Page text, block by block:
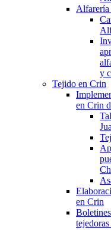
Alfarería
y
Tejido en Crin
en Crin
en Crin